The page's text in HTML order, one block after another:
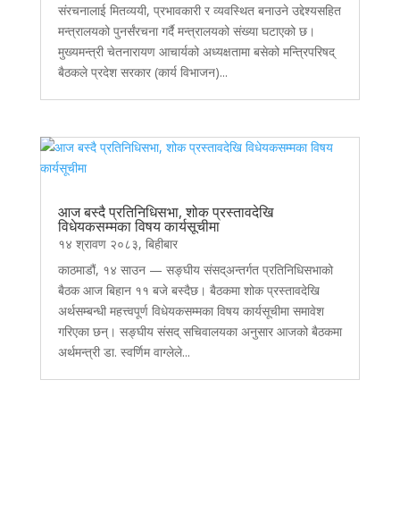
संरचनालाई मितव्ययी, प्रभावकारी र व्यवस्थित बनाउने उद्देश्यसहित
मन्त्रालयको पुनर्संरचना गर्दै मन्त्रालयको संख्या घटाएको छ।
मुख्यमन्त्री चेतनारायण आचार्यको अध्यक्षतामा बसेको मन्त्रिपरिषद्
बैठकले प्रदेश सरकार (कार्य विभाजन)...
आज बस्दै प्रतिनिधिसभा, शोक प्रस्तावदेखि
विधेयकसम्मका विषय कार्यसूचीमा
१४ श्रावण २०८३, बिहीबार
काठमाडौं, १४ साउन — सङ्घीय संसद्अन्तर्गत प्रतिनिधिसभाको
बैठक आज बिहान ११ बजे बस्दैछ। बैठकमा शोक प्रस्तावदेखि
अर्थसम्बन्धी महत्त्वपूर्ण विधेयकसम्मका विषय कार्यसूचीमा समावेश
गरिएका छन्। सङ्घीय संसद् सचिवालयका अनुसार आजको बैठकमा
अर्थमन्त्री डा. स्वर्णिम वाग्लेले...